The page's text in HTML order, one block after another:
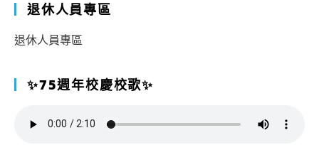
退休人員專區
退休人員專區
✨75週年校慶校歌✨